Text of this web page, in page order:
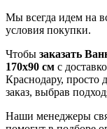
Мы всегда идем на
условия покупки.
Чтобы заказать
170x90 см с
Краснодару, просто
заказ, выбрав
Наши менеджеры